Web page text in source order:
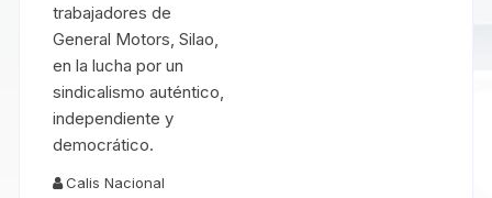
trabajadores de
General Motors, Silao,
en la lucha por un
sindicalismo auténtico,
independiente y
democrático.
Calis Nacional